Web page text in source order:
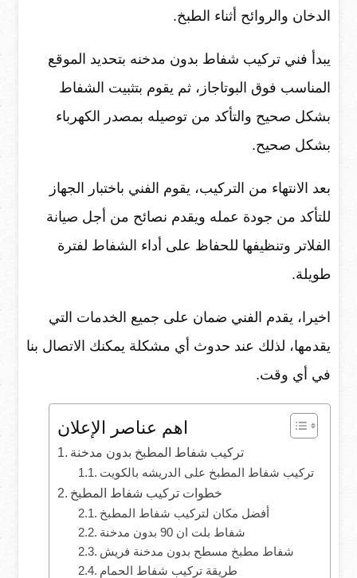
الدخان والروائح أثناء الطبخ.
يبدأ فني تركيب شفاط بدون مدخنه بتحديد الموقع
المناسب فوق البوتاجاز، ثم يقوم بتثبيت الشفاط
بشكل صحيح والتأكد من توصيله بمصدر الكهرباء
بشكل صحيح.
بعد الانتهاء من التركيب، يقوم الفني باختبار الجهاز
للتأكد من جودة عمله ويقدم نصائح من أجل صيانة
الفلاتر وتنظيفها للحفاظ على أداء الشفاط لفترة
طويلة.
اخيرا، يقدم الفني ضمان على جميع الخدمات التي
يقدمها، لذلك عند حدوث أي مشكلة يمكنك الاتصال بنا
في أي وقت.
اهم عناصر الإعلان
تركيب شفاط المطبخ بدون مدخنة
تركيب شفاط المطبخ على الدريشه بالكويت
خطوات تركيب شفاط المطبخ
أفضل مكان لتركيب شفاط المطبخ
شفاط بلت ان 90 بدون مدخنة
شفاط مطبخ مسطح بدون مدخنة فريش
طريقة تركيب شفاط الحمام